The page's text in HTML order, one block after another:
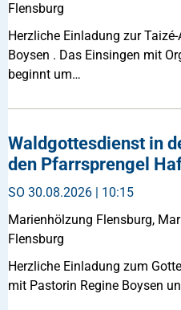
Flensburg
Herzliche Einladung zur
Boysen . Das Einsingen mit
beginnt um…
Waldgottesdienst in
den Pfarrsprengel
SO 30.08.2026 | 10:15
Marienhölzung Flensburg,
Flensburg
Herzliche Einladung zum
mit Pastorin Regine Boysen